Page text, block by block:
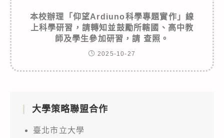
本校辦理「仰望Ardiuno科學專題實作」線
上科學研習，請轉知並鼓勵所轄國、高中教
師及學生參加研習，請 查照。
2025-10-27
大學策略聯盟合作
臺北市立大學